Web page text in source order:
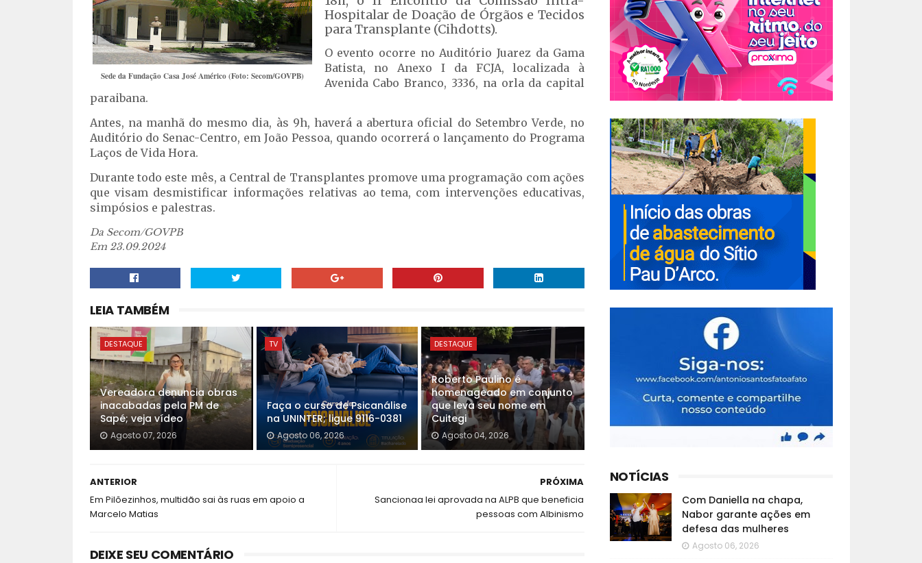
Sede da Fundação Casa José Américo (Foto: Secom/GOVPB)
Hospitalar de Doação de Órgãos e Tecidos
para Transplante (Cihdotts).
O evento ocorre no Auditório Juarez da Gama
Batista, no Anexo I da FCJA, localizada à
Avenida Cabo Branco, 3336, na orla da capital
paraibana.
Antes, na manhã do mesmo dia, às 9h, haverá a abertura oficial do Setembro Verde, no
Auditório do Senac-Centro, em João Pessoa, quando ocorrerá o lançamento do Programa
Laços de Vida Hora.
Durante todo este mês, a Central de Transplantes promove uma programação com ações
que visam desmistificar informações relativas ao tema, com intervenções educativas,
simpósios e palestras.
Da Secom/GOVPB
Em 23.09.2024
LEIA TAMBÉM
DESTAQUE
Vereadora denuncia obras
inacabadas pela PM de
Sapé; veja vídeo
Agosto 07, 2026
TV
Faça o curso de Psicanálise
na UNINTER; ligue 9116-0381
Agosto 06, 2026
DESTAQUE
Roberto Paulino é
homenageado em conjunto
que leva seu nome em
Cuitegi
Agosto 04, 2026
PRÓXIMA
Sancionaa lei aprovada na ALPB que beneficia
pessoas com Albinismo
ANTERIOR
Em Pilõezinhos, multidão sai às ruas em apoio a
Marcelo Matias
DEIXE SEU COMENTÁRIO
NOTÍCIAS
Com Daniella na chapa,
Nabor garante ações em
defesa das mulheres
Agosto 06, 2026